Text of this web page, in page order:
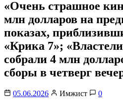
«Очень страшное
млн долларов на
показах,
«Крика 7»;
собрали 4 млн
сборы в четверг
05.06.2026 Имжист
0